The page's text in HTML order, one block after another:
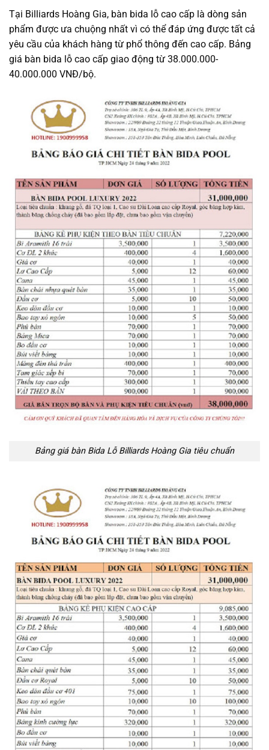
Tại Billiards Hoàng Gia, bàn bida lỗ cao cấp là dòng sản
phẩm được ưa chuộng nhất vì có thể đáp ứng được tất cả
yêu cầu của khách hàng từ phổ thông đến cao cấp. Bảng
giá bàn bida lỗ cao cấp giao động từ 38.000.000-
40.000.000 VNĐ/bộ.
Bảng giá bàn Bida Lỗ Billiards Hoàng Gia tiêu chuẩn